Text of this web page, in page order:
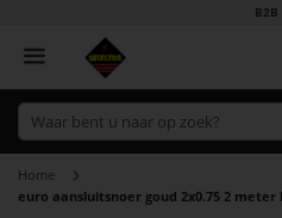
B2B
Home
euro aansluitsnoer goud 2x0.75 2